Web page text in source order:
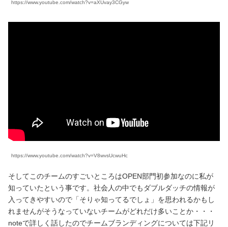
https://www.youtube.com/watch?v=aXUvay3CGyw
https://www.youtube.com/watch?v=V8wvsUcwuHc
そしてこのチームのすごいところはOPEN部門初参加なのに私が
知っていたという事です。社会人の中でもダブルダッチの情報が
入ってきやすいので「そりゃ知ってるでしょ」を思われるかもし
れませんがそうなっていないチームがどれだけ多いことか・・・
noteで詳しく話したのでチームブランディングについては下記リ